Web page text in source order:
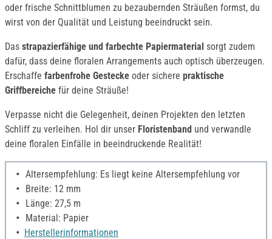
oder frische Schnittblumen zu bezaubernden Sträußen formst, du
wirst von der Qualität und Leistung beeindruckt sein.
Das strapazierfähige und farbechte Papiermaterial sorgt zudem
dafür, dass deine floralen Arrangements auch optisch überzeugen.
Erschaffe farbenfrohe Gestecke oder sichere praktische
Griffbereiche für deine Sträuße!
Verpasse nicht die Gelegenheit, deinen Projekten den letzten
Schliff zu verleihen. Hol dir unser Floristenband und verwandle
deine floralen Einfälle in beeindruckende Realität!
Altersempfehlung: Es liegt keine Altersempfehlung vor
Breite: 12 mm
Länge: 27,5 m
Material: Papier
Herstellerinformationen